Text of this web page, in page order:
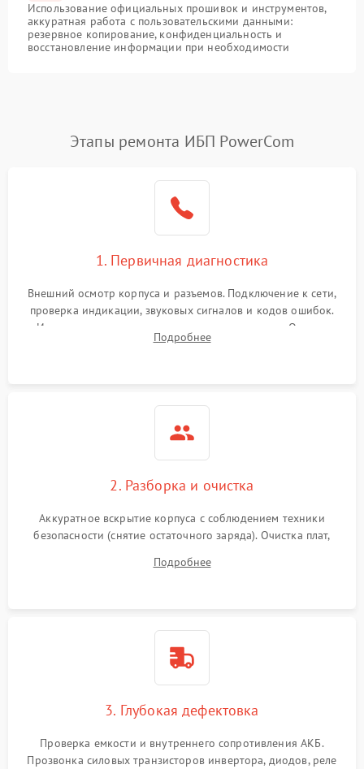
Использование официальных прошивок и инструментов,
аккуратная работа с пользовательскими данными:
резервное копирование, конфиденциальность и
восстановление информации при необходимости
Этапы ремонта ИБП PowerCom
1. Первичная диагностика
Внешний осмотр корпуса и разъемов. Подключение к сети,
проверка индикации, звуковых сигналов и кодов ошибок.
Измерение входного и выходного напряжения. Оценка
реакции ИБП на отключение основного питания без
Подробнее
2. Разборка и очистка
Аккуратное вскрытие корпуса с соблюдением техники
безопасности (снятие остаточного заряда). Очистка плат,
и кистей для предотвращения перегрева и замыканий.
Подробнее
3. Глубокая дефектовка
Проверка емкости и внутреннего сопротивления АКБ.
Прозвонка силовых транзисторов инвертора, диодов, реле